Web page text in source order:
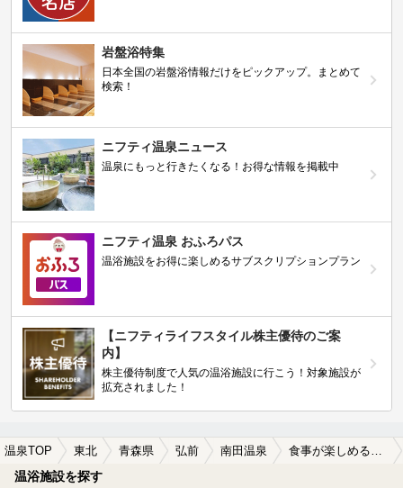
岩盤浴特集
日本全国の岩盤浴情報だけをピックアップ。まとめて
検索！
ニフティ温泉ニュース
温泉にもっと行きたくなる！お得な情報を掲載中
ニフティ温泉 おふろパス
温浴施設をお得に楽しめるサブスクリプションプラン
【ニフティライフスタイル株主優待のご案
内】
株主優待制度で人気の温浴施設に行こう！対象施設が
拡充されました！
温泉TOP 東北 青森県 弘前 南田温泉 食事が楽しめる南田温泉の温泉、日帰り温泉、スーパー銭湯おすすめ
温浴施設を探す